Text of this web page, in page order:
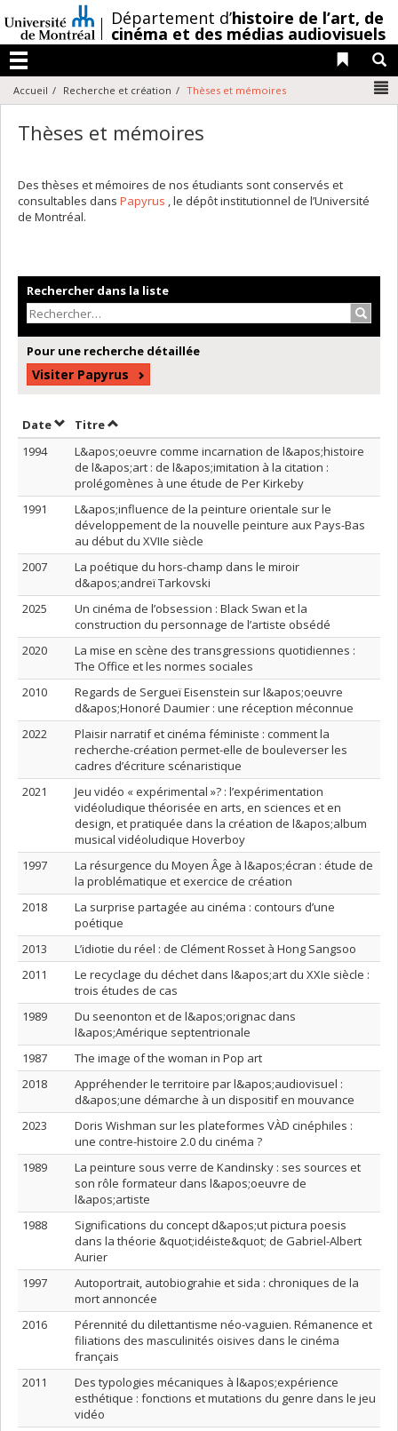
au
contenu
/Département d’histoire de l’art, de
cinéma et des médias audiovisuels
Menu
Liens
Accueil Recherche et création Thèses et mémoires
Thèses et mémoires
Des thèses et mémoires de nos étudiants sont conservés et
consultables dans Papyrus , le dépôt institutionnel de l’Université
de Montréal.
Rechercher dans la liste
Pour une recherche détaillée
Visiter Papyrus
DateTrier par date en ordre croissant
TitreTrier par titre en ordre croissant
1994
L&apos;oeuvre comme incarnation de l&apos;histoire
de l&apos;art : de l&apos;imitation à la citation :
prolégomènes à une étude de Per Kirkeby
1991
L&apos;influence de la peinture orientale sur le
développement de la nouvelle peinture aux Pays-Bas
au début du XVIIe siècle
2007
La poétique du hors-champ dans le miroir
d&apos;andreï Tarkovski
2025
Un cinéma de l’obsession : Black Swan et la
construction du personnage de l’artiste obsédé
2020
La mise en scène des transgressions quotidiennes :
The Office et les normes sociales
2010
Regards de Sergueï Eisenstein sur l&apos;oeuvre
d&apos;Honoré Daumier : une réception méconnue
2022
Plaisir narratif et cinéma féministe : comment la
recherche-création permet-elle de bouleverser les
cadres d’écriture scénaristique
2021
Jeu vidéo « expérimental »? : l’expérimentation
vidéoludique théorisée en arts, en sciences et en
design, et pratiquée dans la création de l&apos;album
musical vidéoludique Hoverboy
1997
La résurgence du Moyen Âge à l&apos;écran : étude de
la problématique et exercice de création
2018
La surprise partagée au cinéma : contours d’une
poétique
2013
L’idiotie du réel : de Clément Rosset à Hong Sangsoo
2011
Le recyclage du déchet dans l&apos;art du XXIe siècle :
trois études de cas
1989
Du seenonton et de l&apos;orignac dans
l&apos;Amérique septentrionale
1987
The image of the woman in Pop art
2018
Appréhender le territoire par l&apos;audiovisuel :
d&apos;une démarche à un dispositif en mouvance
2023
Doris Wishman sur les plateformes VÀD cinéphiles :
une contre-histoire 2.0 du cinéma ?
1989
La peinture sous verre de Kandinsky : ses sources et
son rôle formateur dans l&apos;oeuvre de
l&apos;artiste
1988
Significations du concept d&apos;ut pictura poesis
dans la théorie &quot;idéiste&quot; de Gabriel-Albert
Aurier
1997
Autoportrait, autobiograhie et sida : chroniques de la
mort annoncée
2016
Pérennité du dilettantisme néo-vaguien. Rémanence et
filiations des masculinités oisives dans le cinéma
français
2011
Des typologies mécaniques à l&apos;expérience
esthétique : fonctions et mutations du genre dans le jeu
vidéo